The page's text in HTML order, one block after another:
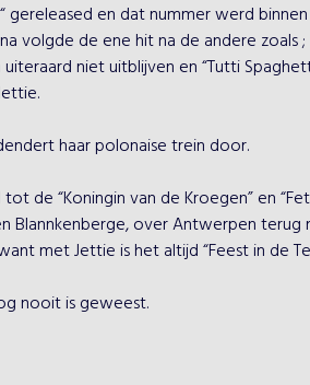
gereleased en dat nummer werd
volgde de ene hit na de andere zoals ;
niet uitblijven en “Tutti
haar polonaise trein door.
de “Koningin van de Kroegen” en
Blannkenberge, over Antwerpen terug
met Jettie is het altijd “Feest in de
nooit is geweest.